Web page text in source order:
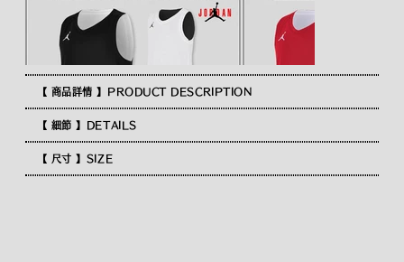
【 商品詳情 】PRODUCT DESCRIPTION
【 細節 】DETAILS
【 尺寸 】SIZE